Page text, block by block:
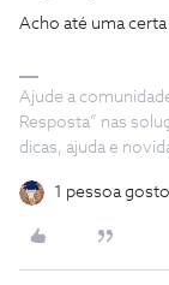
Acho até uma certa
Ajude a
Resposta” nas
dicas, ajuda e
1 pessoa